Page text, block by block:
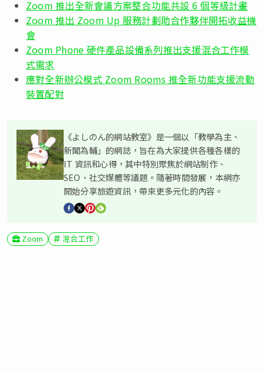
Zoom 推出全新會議方案整合功能共設 6 個等級計畫
Zoom 推出 Zoom Up 服務計劃助合作夥伴開拓收益機
會
Zoom Phone 硬件產品設備系列推出支援混合工作模
式需求
應對全新辦公模式 Zoom Rooms 推全新功能支援流動
裝置配對
《よしのん的網站教室》是一個以「教學為主、
新聞為輔」的網誌，旨在為大家提供各種各樣的
IT 資訊和心得，其中特別聚焦於網站制作、
SEO、社交媒體等議題。隨著時間發展，本網亦
開始分享旅遊資訊，帶來更多元化的內容。
Zoom 混合工作